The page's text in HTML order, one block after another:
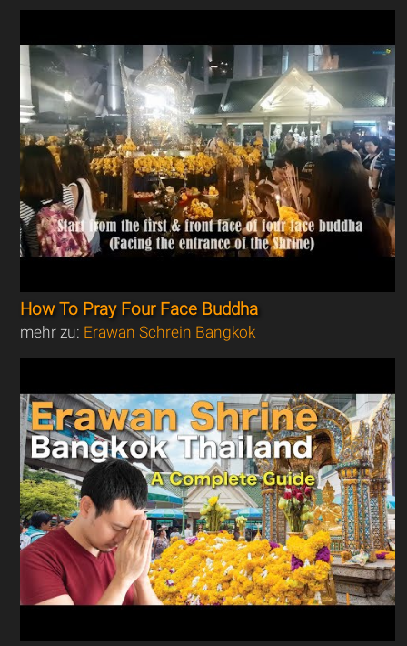
How To Pray Four Face Buddha
mehr zu: Erawan Schrein Bangkok